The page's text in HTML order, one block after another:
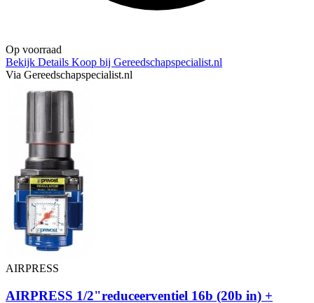
Op voorraad
Bekijk Details Koop bij Gereedschapspecialist.nl
Via Gereedschapspecialist.nl
AIRPRESS
AIRPRESS 1/2"reduceerventiel 16b (20b in) +